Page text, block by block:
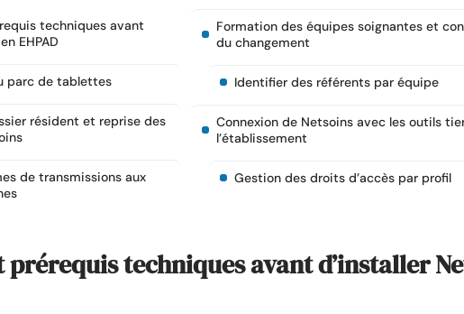
techniques avant
EHPAD
parc de tablettes
résident et reprise des
de transmissions aux
Formation des équipes soignantes et
du changement
Identifier des référents par équipe
Connexion de Netsoins avec les outils
l’établissement
Gestion des droits d’accès par profil
techniques avant d’installer